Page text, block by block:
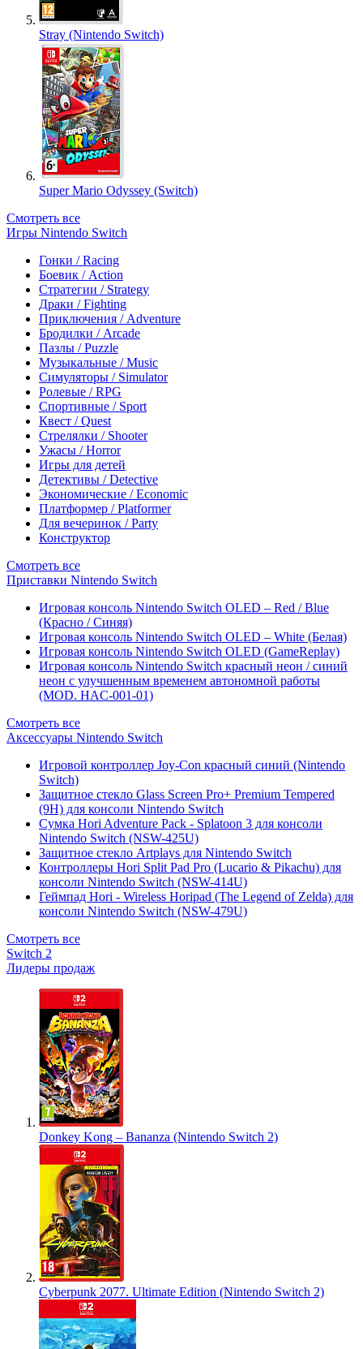
Stray (Nintendo Switch)
Super Mario Odyssey (Switch)
Смотреть все
Игры Nintendo Switch
Гонки / Racing
Боевик / Action
Стратегии / Strategy
Драки / Fighting
Приключения / Adventure
Бродилки / Arcade
Пазлы / Puzzle
Музыкальные / Music
Симуляторы / Simulator
Ролевые / RPG
Спортивные / Sport
Квест / Quest
Стрелялки / Shooter
Ужасы / Horror
Игры для детей
Детективы / Detective
Экономические / Economic
Платформер / Platformer
Для вечеринок / Party
Конструктор
Смотреть все
Приставки Nintendo Switch
Игровая консоль Nintendo Switch OLED – Red / Blue
(Красно / Синяя)
Игровая консоль Nintendo Switch OLED – White (Белая)
Игровая консоль Nintendo Switch OLED (GameReplay)
Игровая консоль Nintendo Switch красный неон / синий
неон с улучшенным временем автономной работы
(MOD. HAC-001-01)
Смотреть все
Аксессуары Nintendo Switch
Игровой контроллер Joy-Con красный синий (Nintendo
Switch)
Защитное стекло Glass Screen Pro+ Premium Tempered
(9H) для консоли Nintendo Switch
Сумка Hori Adventure Pack - Splatoon 3 для консоли
Nintendo Switch (NSW-425U)
Защитное стекло Artplays для Nintendo Switch
Контроллеры Hori Split Pad Pro (Lucario & Pikachu) для
консоли Nintendo Switch (NSW-414U)
Геймпад Hori - Wireless Horipad (The Legend of Zelda) для
консоли Nintendo Switch (NSW-479U)
Смотреть все
Switch 2
Лидеры продаж
Donkey Kong – Bananza (Nintendo Switch 2)
Cyberpunk 2077. Ultimate Edition (Nintendo Switch 2)